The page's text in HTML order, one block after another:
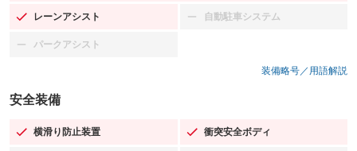
レーンアシスト
：装備あり 自動駐車システム
：装備なし
パークアシスト
：装備なし
装備略号／用語解説
安全装備
横滑り防止装置
：装備あり 衝突安全ボディ
：装備あり